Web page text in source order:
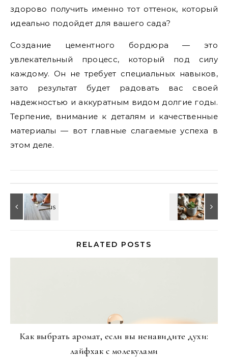
здорово получить именно тот оттенок, который
идеально подойдет для вашего сада?
Создание цементного бордюра — это
увлекательный процесс, который под силу
каждому. Он не требует специальных навыков,
зато результат будет радовать вас своей
надежностью и аккуратным видом долгие годы.
Терпение, внимание к деталям и качественные
материалы — вот главные слагаемые успеха в
этом деле.
RELATED POSTS
Как выбрать аромат, если вы ненавидите духи:
лайфхак с молекулами